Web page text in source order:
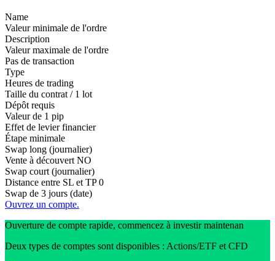
Name
Valeur minimale de l'ordre
Description
Valeur maximale de l'ordre
Pas de transaction
Type
Heures de trading
Taille du contrat / 1 lot
Dépôt requis
Valeur de 1 pip
Effet de levier financier
Étape minimale
Swap long (journalier)
Vente à découvert NO
Swap court (journalier)
Distance entre SL et TP 0
Swap de 3 jours (date)
Ouvrez un compte.
Ouverture de compte rapide, commencez à investir maintenan
Deux types de comptes sont disponibles : Actions/ETF et CFD